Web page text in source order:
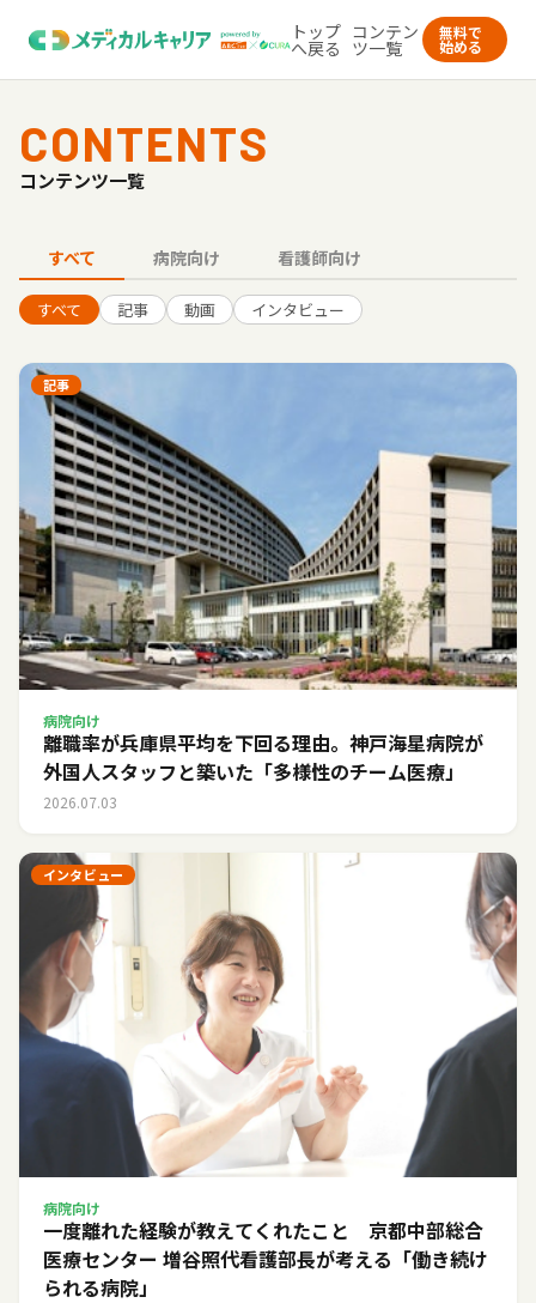
トップ
へ戻る
コンテン
ツ一覧
無料で
始める
CONTENTS
コンテンツ一覧
すべて 病院向け 看護師向け
すべて 記事 動画 インタビュー
記事
病院向け
離職率が兵庫県平均を下回る理由。神戸海星病院が
外国人スタッフと築いた「多様性のチーム医療」
2026.07.03
インタビュー
病院向け
一度離れた経験が教えてくれたこと 京都中部総合
医療センター 増谷照代看護部長が考える「働き続け
られる病院」